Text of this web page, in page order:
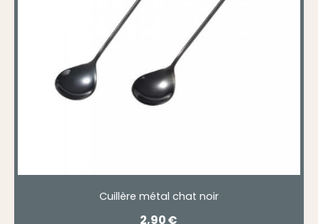
Cuillère métal chat noir
2,90€